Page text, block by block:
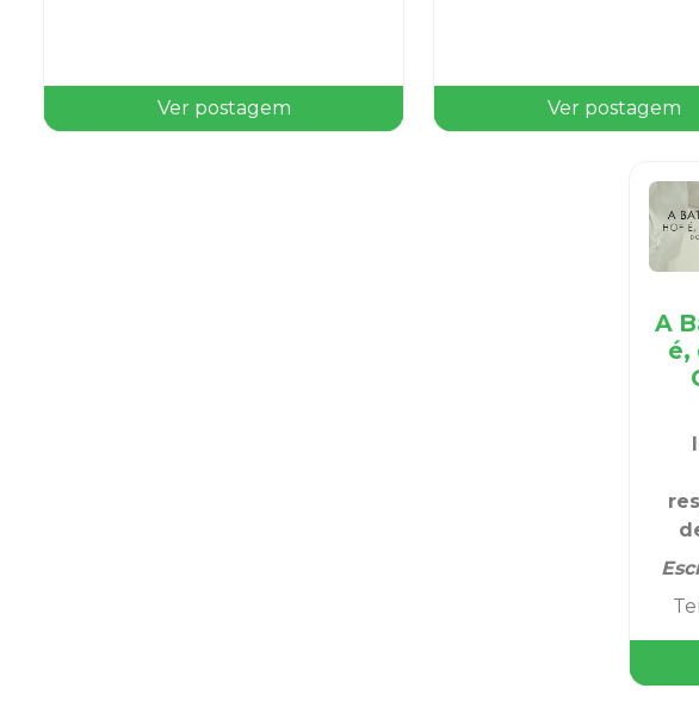
Ver postagem Ver postagem
A
é,